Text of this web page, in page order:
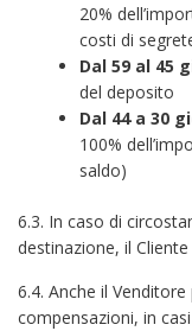
20%
costi di
Dal 59 al 45
del deposito
Dal 44 a 30
100%
saldo)
6.3. In caso di
destinazione, il
6.4. Anche il
compensazioni, in